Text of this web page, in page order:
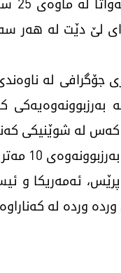
لێ دێت له‌ هه‌ر
جۆگرافی له‌
به‌
دووچاری مه‌ترسی ده‌بنه‌وه‌."
ئه‌مەریكا و
ورده‌ له‌